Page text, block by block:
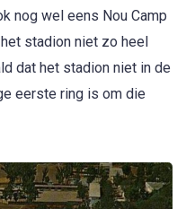
nog wel eens Nou Camp
stadion niet zo heel
dat het stadion niet in de
eerste ring is om die